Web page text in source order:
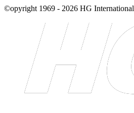
©opyright 1969 - 2026 HG International